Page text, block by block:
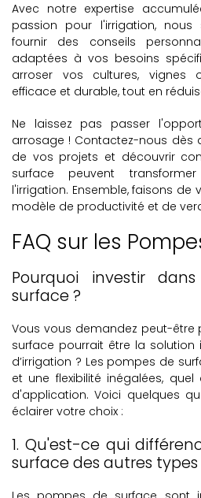
Avec notre expertise
passion pour l'irrigation,
fournir des conseils
adaptées à vos besoins
arroser vos cultures, vignes
efficace et durable, tout en
Ne laissez pas passer
arrosage ! Contactez-nous dès
de vos projets et découvrir
surface peuvent
l'irrigation. Ensemble, faisons de
modèle de productivité et de
FAQ sur les
Pourquoi investir
surface ?
Vous vous demandez peut-
surface pourrait être la
d’irrigation ? Les pompes de
et une flexibilité inégalées,
d'application. Voici quelques
éclairer votre choix :
1. Qu'est-ce qui
surface des autres